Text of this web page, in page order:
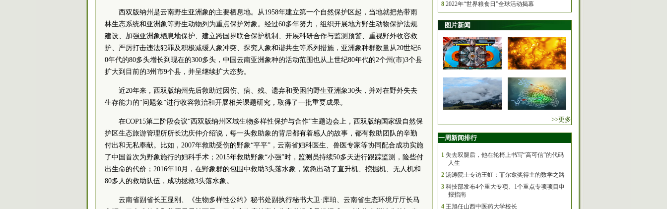
西双版纳州是云南野生亚洲象的主要栖息地。从1958年建立第一个自然保护区起，当地就把热带雨
林生态系统和亚洲象等野生动物列为重点保护对象。经过60多年努力，组织开展地方野生动物保护法规
建设、加强亚洲象栖息地保护、建立跨国界联合保护机制、开展科研合作与监测预警、重视野外收容救
护、严厉打击违法犯罪及积极减缓人象冲突、探究人象和谐共生等系列措施，亚洲象种群数量从20世纪6
0年代的80多头增长到现在的300多头，中国云南亚洲象种的活动范围也从上世纪80年代的2个州(市)3个县
扩大到目前的3州市9个县，并呈继续扩大态势。
近20年来，西双版纳州先后救助过因伤、病、残、遗弃和受困的野生亚洲象30头，并对在野外失去
生存能力的“问题象”进行收容救治和开展相关课题研究，取得了一批重要成果。
在COP15第二阶段会议“西双版纳州区域生物多样性保护与合作”主题边会上，西双版纳国家级自然保
护区生态旅游管理所所长沈庆仲介绍说，每一头救助象的背后都有着感人的故事，都有救助团队的辛勤
付出和无私奉献。比如，2007年救助受伤的野象“平平”，云南省妇科医生、兽医专家等协同配合成功实施
了中国首次为野象施行的妇科手术；2015年救助野象“小强”时，监测员持续50多天进行跟踪监测，险些付
出生命的代价；2016年10月，在野象群的包围中救助3头落水象，紧急出动了直升机、挖掘机、无人机和
80多人的救助队伍，成功拯救3头落水象。
云南省副省长王显刚、《生物多样性公约》秘书处副执行秘书大卫·库珀、云南省生态环境厅厅长马
8 2022年“世界粮食日”全球活动揭幕
图片新闻
>>更多
一周新闻排行
1 失去双腿后，他在轮椅上书写“高可信”的代码
人生
2 汤涛院士专访王虹：菲尔兹奖得主的数学之路
3 科技部发布4个重大专项、1个重点专项项目申
报指南
4 王旭任山西中医药大学校长